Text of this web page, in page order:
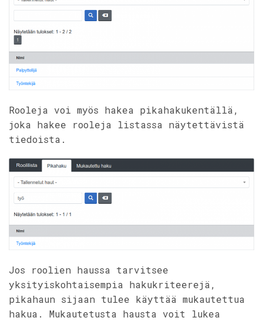
Rooleja voi myös hakea pikahakukentällä,
joka hakee rooleja listassa näytettävistä
tiedoista.
Jos roolien haussa tarvitsee
yksityiskohtaisempia hakukriteerejä,
pikahaun sijaan tulee käyttää mukautettua
hakua. Mukautetusta hausta voit lukea